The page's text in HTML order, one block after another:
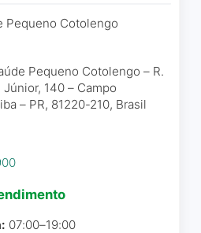
Pequeno Cotolengo – R.
140 – Campo
– PR, 81220-210, Brasil
07:00–19:00